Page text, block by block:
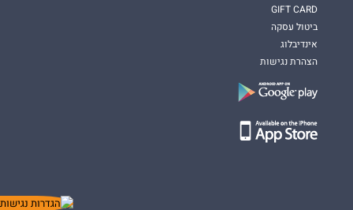
GIFT CARD
ביטול עסקה
אינדיבלוג
הצהרת נגישות